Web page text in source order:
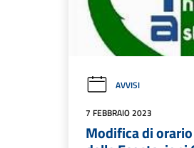
AVVISI
7 FEBBRAIO 2023
Modifica di